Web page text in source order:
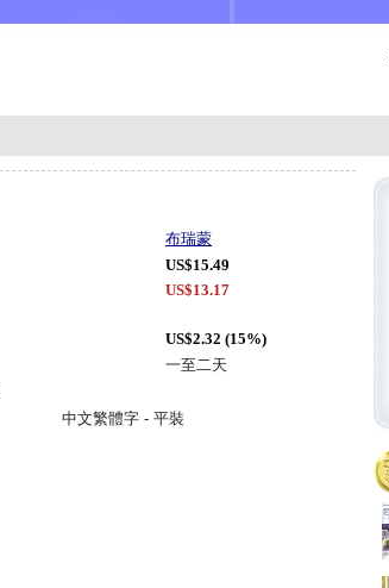
布瑞蒙
US$15.49
US$13.17
US$2.32 (15%)
一至二天
中文繁體字 - 平裝